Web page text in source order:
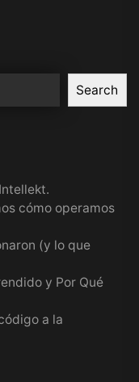
Search
cómo operamos
(y lo que
y Por Qué
a la